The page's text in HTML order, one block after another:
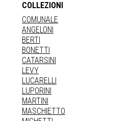
COLLEZIONI
COMUNALE
ANGELONI
BERTI
BONETTI
CATARSINI
LEVY
LUCARELLI
LUPORINI
MARTINI
MASCHIETTO